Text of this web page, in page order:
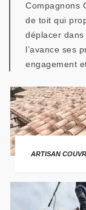
Compagnons
de toit qui
déplacer
l’avance ses
engagement
ARTISAN